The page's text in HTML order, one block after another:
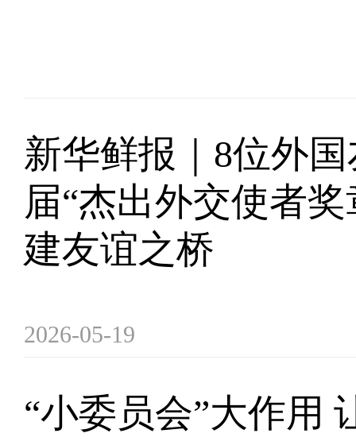
新华鲜报｜8位外
届“杰出外交使者
建友谊之桥
2026-05-19
“小委员会”大作用